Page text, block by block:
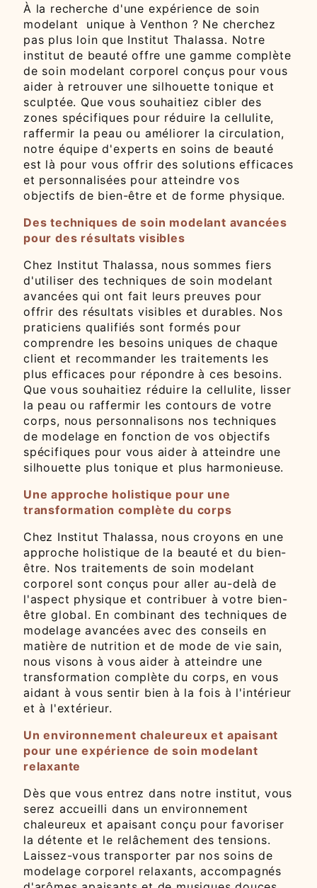
À la recherche d'une expérience de soin
modelant unique à Venthon ? Ne cherchez
pas plus loin que Institut Thalassa. Notre
institut de beauté offre une gamme complète
de soin modelant corporel conçus pour vous
aider à retrouver une silhouette tonique et
sculptée. Que vous souhaitiez cibler des
zones spécifiques pour réduire la cellulite,
raffermir la peau ou améliorer la circulation,
notre équipe d'experts en soins de beauté
est là pour vous offrir des solutions efficaces
et personnalisées pour atteindre vos
objectifs de bien-être et de forme physique.
Des techniques de soin modelant avancées
pour des résultats visibles
Chez Institut Thalassa, nous sommes fiers
d'utiliser des techniques de soin modelant
avancées qui ont fait leurs preuves pour
offrir des résultats visibles et durables. Nos
praticiens qualifiés sont formés pour
comprendre les besoins uniques de chaque
client et recommander les traitements les
plus efficaces pour répondre à ces besoins.
Que vous souhaitiez réduire la cellulite, lisser
la peau ou raffermir les contours de votre
corps, nous personnalisons nos techniques
de modelage en fonction de vos objectifs
spécifiques pour vous aider à atteindre une
silhouette plus tonique et plus harmonieuse.
Une approche holistique pour une
transformation complète du corps
Chez Institut Thalassa, nous croyons en une
approche holistique de la beauté et du bien-
être. Nos traitements de soin modelant
corporel sont conçus pour aller au-delà de
l'aspect physique et contribuer à votre bien-
être global. En combinant des techniques de
modelage avancées avec des conseils en
matière de nutrition et de mode de vie sain,
nous visons à vous aider à atteindre une
transformation complète du corps, en vous
aidant à vous sentir bien à la fois à l'intérieur
et à l'extérieur.
Un environnement chaleureux et apaisant
pour une expérience de soin modelant
relaxante
Dès que vous entrez dans notre institut, vous
serez accueilli dans un environnement
chaleureux et apaisant conçu pour favoriser
la détente et le relâchement des tensions.
Laissez-vous transporter par nos soins de
modelage corporel relaxants, accompagnés